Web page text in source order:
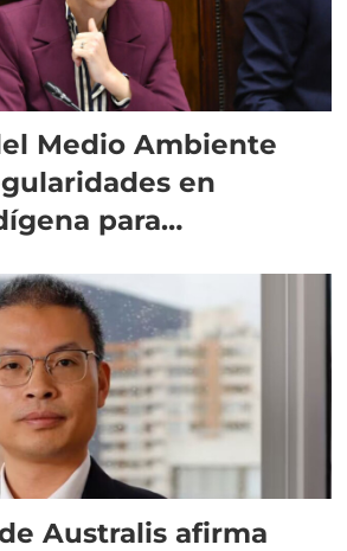
Medio Ambiente
en
para
Australis afirma